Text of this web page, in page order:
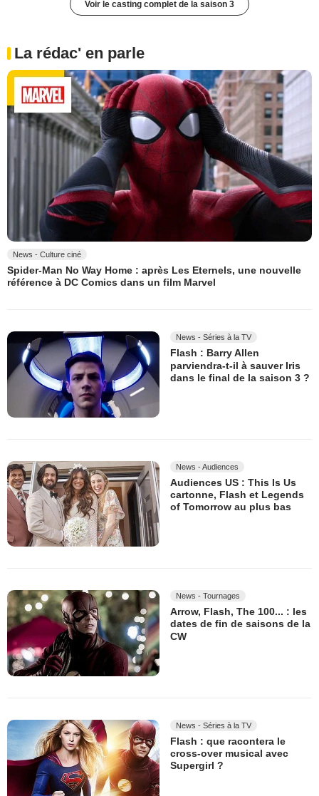
Voir le casting complet de la saison 3
La rédac' en parle
News - Culture ciné
Spider-Man No Way Home : après Les Eternels, une nouvelle
référence à DC Comics dans un film Marvel
News - Séries à la TV
Flash : Barry Allen
parviendra-t-il à sauver Iris
dans le final de la saison 3 ?
News - Audiences
Audiences US : This Is Us
cartonne, Flash et Legends
of Tomorrow au plus bas
News - Tournages
Arrow, Flash, The 100... : les
dates de fin de saisons de la
CW
News - Séries à la TV
Flash : que racontera le
cross-over musical avec
Supergirl ?